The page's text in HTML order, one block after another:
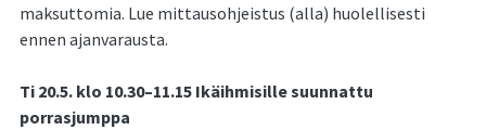
maksuttomia. Lue mittausohjeistus (alla) huolellisesti
ennen ajanvarausta.
Ti 20.5. klo 10.30–11.15 Ikäihmisille suunnattu
porrasjumppa